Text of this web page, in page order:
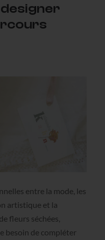
designer
entre la mode, les
artistique et la
fleurs séchées,
besoin de compléter